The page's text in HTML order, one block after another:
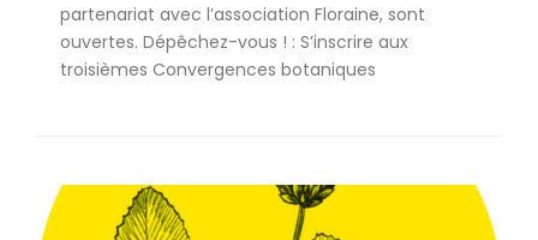
partenariat avec l’association Floraine, sont
ouvertes. Dépêchez-vous ! : S’inscrire aux
troisièmes Convergences botaniques